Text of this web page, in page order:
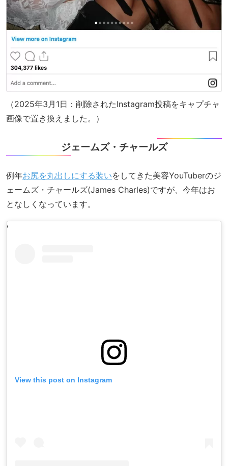
（2025年3月1日：削除されたInstagram投稿をキャプチャ
画像で置き換えました。）
ジェームズ・チャールズ
例年お尻を丸出しにする装いをしてきた美容YouTuberのジ
ェームズ・チャールズ(James Charles)ですが、今年はお
となしくなっています。
'
View this post on Instagram